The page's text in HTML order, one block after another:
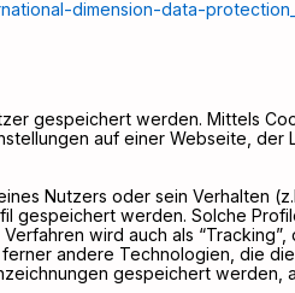
dimension-data-
gespeichert werden. Mittels
auf einer Webseite, der
Nutzers oder sein Verhalten
gespeichert werden. Solche
wird auch als
andere Technologien, die
gespeichert werden,